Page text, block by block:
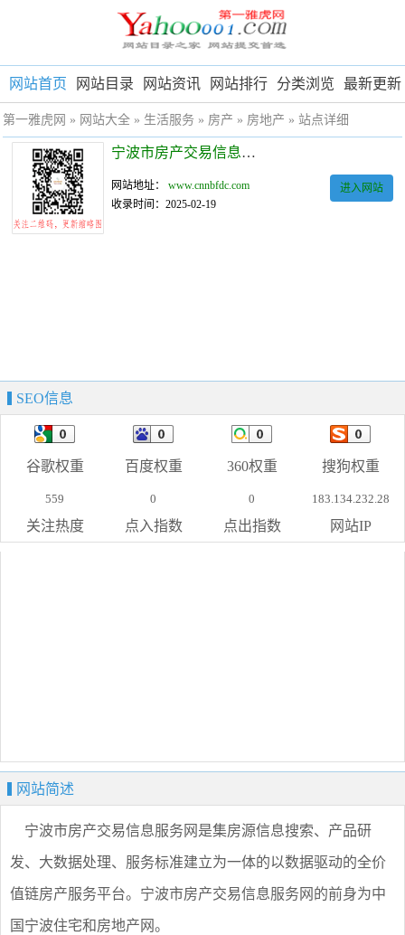
网站首页 网站目录 网站资讯 网站排行 分类浏览 最新更新
第一雅虎网 » 网站大全 » 生活服务 » 房产 » 房地产 » 站点详细
宁波市房产交易信息服务网
网站地址：www.cnnbfdc.com
收录时间：2025-02-19
进入网站
SEO信息
谷歌权重 百度权重 360权重 搜狗权重
559
关注热度
0
点入指数
0
点出指数
183.134.232.28
网站IP
网站简述
宁波市房产交易信息服务网是集房源信息搜索、产品研
发、大数据处理、服务标准建立为一体的以数据驱动的全价
值链房产服务平台。宁波市房产交易信息服务网的前身为中
国宁波住宅和房地产网。